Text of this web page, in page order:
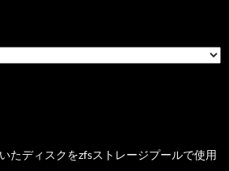
たディスクをzfsストレージプールで使用